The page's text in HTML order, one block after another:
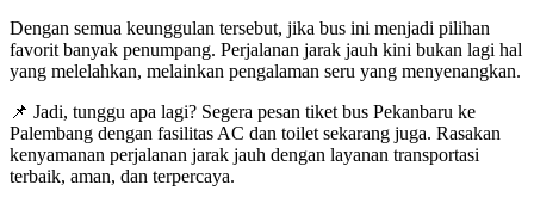
Dengan semua keunggulan tersebut, jika bus ini menjadi pilihan
favorit banyak penumpang. Perjalanan jarak jauh kini bukan lagi hal
yang melelahkan, melainkan pengalaman seru yang menyenangkan.
📌 Jadi, tunggu apa lagi? Segera pesan tiket bus Pekanbaru ke
Palembang dengan fasilitas AC dan toilet sekarang juga. Rasakan
kenyamanan perjalanan jarak jauh dengan layanan transportasi
terbaik, aman, dan terpercaya.